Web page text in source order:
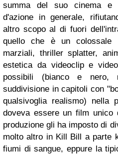
summa del suo cinema e
d'azione in generale,
altro scopo al di fuori
quello che è un
marziali, thriller splatter,
estetica da videoclip e
possibili (bianco e nero,
suddivisione in capitoli con
qualsivoglia realismo) nella
doveva essere un film
produzione gli ha imposto di
molto altro in Kill Bill a parte
fiumi di sangue, eppure la